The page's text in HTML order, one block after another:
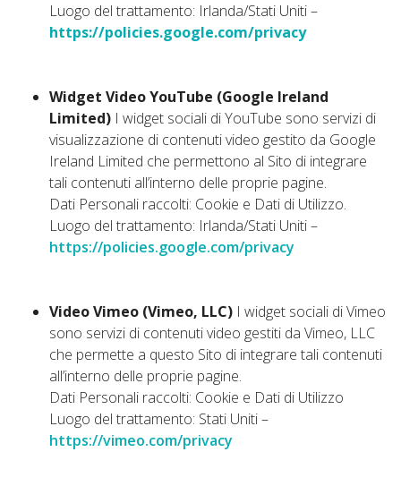
Luogo del trattamento: Irlanda/Stati Uniti –
https://policies.google.com/privacy
Widget Video YouTube (Google Ireland
Limited) I widget sociali di YouTube sono servizi di
visualizzazione di contenuti video gestito da Google
Ireland Limited che permettono al Sito di integrare
tali contenuti all’interno delle proprie pagine.
Dati Personali raccolti: Cookie e Dati di Utilizzo.
Luogo del trattamento: Irlanda/Stati Uniti –
https://policies.google.com/privacy
Video Vimeo (Vimeo, LLC) I widget sociali di Vimeo
sono servizi di contenuti video gestiti da Vimeo, LLC
che permette a questo Sito di integrare tali contenuti
all’interno delle proprie pagine.
Dati Personali raccolti: Cookie e Dati di Utilizzo
Luogo del trattamento: Stati Uniti –
https://vimeo.com/privacy